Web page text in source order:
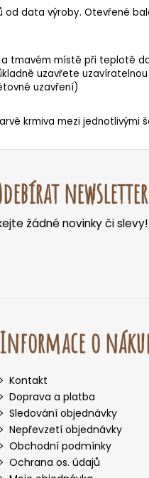
od data výroby. Otevřené
tmavém místě při teplotě
uzavřete
uzavření)
krmiva mezi
newsletter
žádné novinky či slevy!
Informace o
Kontakt
Doprava a platba
Sledování objednávky
Nepřevzetí objednávky
Obchodní podmínky
Ochrana os. údajů